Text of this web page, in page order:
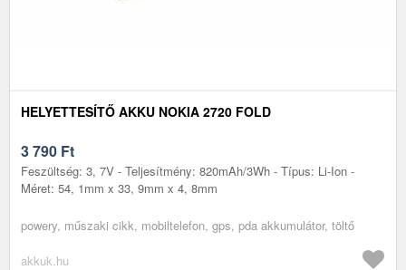
HELYETTESÍTŐ AKKU NOKIA 2720 FOLD
3 790 Ft
Feszültség: 3, 7V - Teljesítmény: 820mAh/3Wh - Típus: Li-Ion -
Méret: 54, 1mm x 33, 9mm x 4, 8mm
powery, műszaki cikk, mobiltelefon, gps, pda akkumulátor, töltő
akkuk.hu